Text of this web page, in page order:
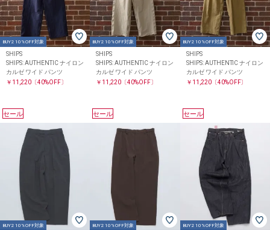
BUY2 10%OFF対象
SHIPS
SHIPS: AUTHENTIC ナイロン
カルゼ ワイド パンツ
￥11,220〔40%OFF〕
BUY2 10%OFF対象
SHIPS
SHIPS: AUTHENTIC ナイロン
カルゼ ワイド パンツ
￥11,220 〔40%OFF〕
BUY2 10%OFF対象
SHIPS
SHIPS: AUTHENTIC ナイロン
カルゼ ワイド パンツ
￥11,220〔40%OFF〕
セール
BUY2 10%OFF対象
セール
BUY2 10%OFF対象
セール
BUY2 10%OFF対象